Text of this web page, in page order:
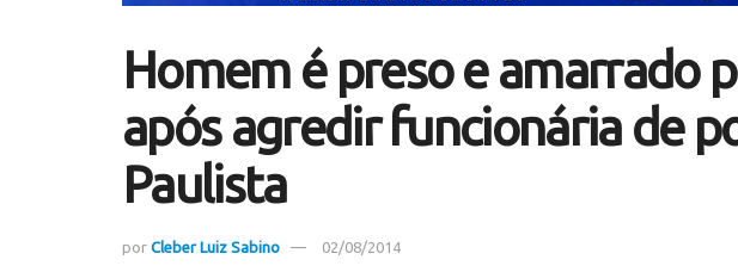
Homem é preso e amarrado
após agredir funcionária de
Paulista
por Cleber Luiz Sabino 02/08/2014